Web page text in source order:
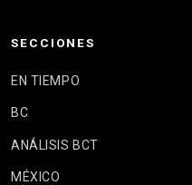
SECCIONES
EN TIEMPO
BC
ANÁLISIS BCT
MÉXICO